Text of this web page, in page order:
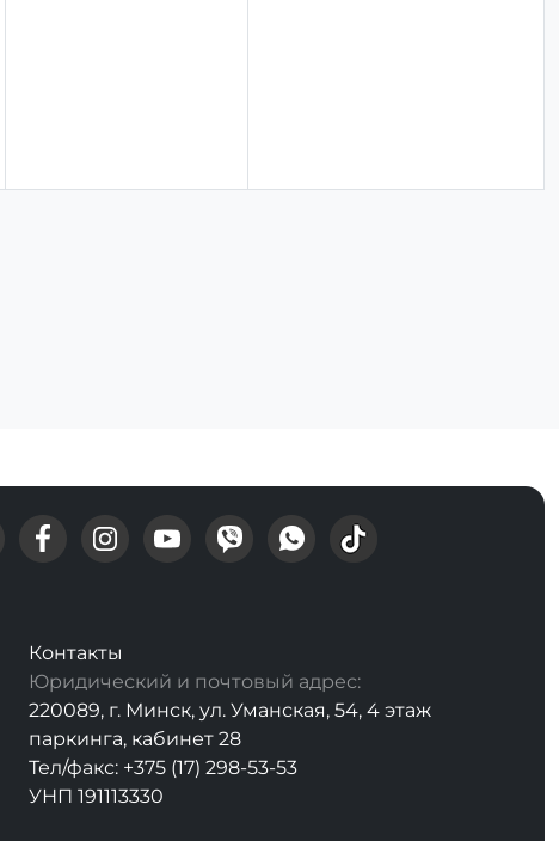
Контакты
Юридический и почтовый адрес:
220089, г. Минск, ул. Уманская, 54, 4 этаж
паркинга, кабинет 28
Тел/факс: +375 (17) 298-53-53
УНП 191113330